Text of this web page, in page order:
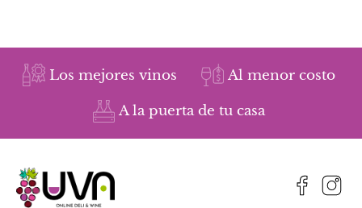
Los mejores vinos Al menor costo
A la puerta de tu casa